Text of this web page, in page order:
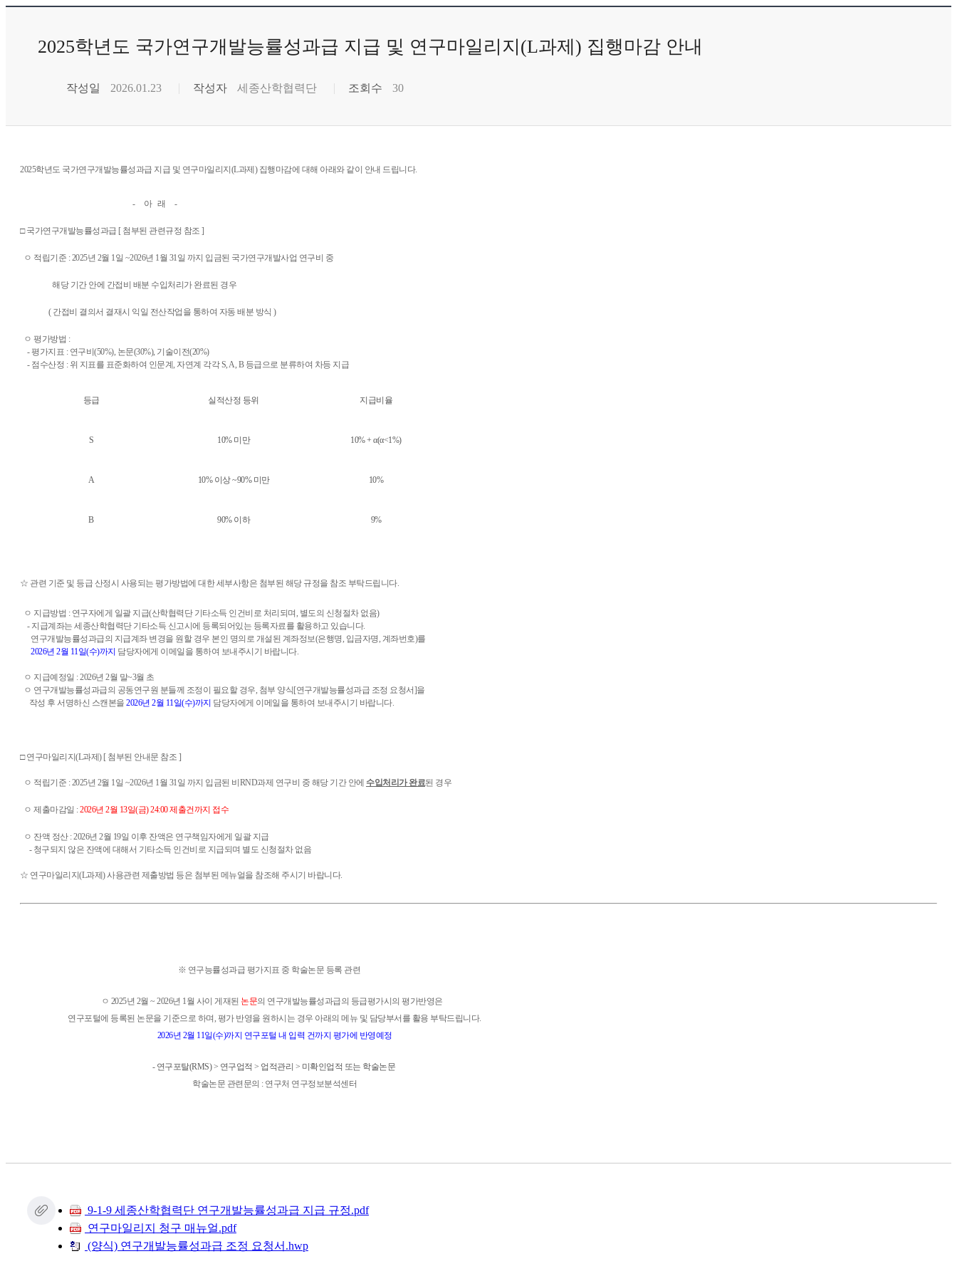
2025학년도 국가연구개발능률성과급 지급 및 연구마일리지(L과제) 집행마감 안내
작성일 2026.01.23 작성자 세종산학협력단 조회수 30
2025학년도 국가연구개발능률성과급 지급 및 연구마일리지(L과제) 집행마감에 대해 아래와 같이 안내 드립니다.
- 아 래 -
□ 국가연구개발능률성과급 [ 첨부된 관련규정 참조 ]
ㅇ 적립기준 : 2025년 2월 1일 ~2026년 1월 31일 까지 입금된 국가연구개발사업 연구비 중
해당 기간 안에 간접비 배분 수입처리가 완료된 경우
( 간접비 결의서 결재시 익일 전산작업을 통하여 자동 배분 방식 )
ㅇ 평가방법 :
- 평가지표 : 연구비(50%), 논문(30%), 기술이전(20%)
- 점수산정 : 위 지표를 표준화하여 인문계, 자연계 각각 S, A, B 등급으로 분류하여 차등 지급
등급 실적산정 등위 지급비율
S 10% 미만 10% + α(α<1%)
A 10% 이상 ~90% 미만 10%
B 90% 이하 9%
☆ 관련 기준 및 등급 산정시 사용되는 평가방법에 대한 세부사항은 첨부된 해당 규정을 참조 부탁드립니다.
ㅇ 지급방법 : 연구자에게 일괄 지급(산학협력단 기타소득 인건비로 처리되며, 별도의 신청절차 없음)
- 지급계좌는 세종산학협력단 기타소득 신고시에 등록되어있는 등록자료를 활용하고 있습니다.
연구개발능률성과급의 지급계좌 변경을 원할 경우 본인 명의로 개설된 계좌정보(은행명, 입금자명, 계좌번호)를
2026년 2월 11일(수)까지 담당자에게 이메일을 통하여 보내주시기 바랍니다.
ㅇ 지급예정일 : 2026년 2월 말~3월 초
ㅇ 연구개발능률성과급의 공동연구원 분들께 조정이 필요할 경우, 첨부 양식 [연구개발능률성과급 조정 요청서]을
작성 후 서명하신 스캔본을 2026년 2월 11일(수)까지 담당자에게 이메일을 통하여 보내주시기 바랍니다.
□ 연구마일리지(L과제) [ 첨부된 안내문 참조 ]
ㅇ 적립기준 : 2025년 2월 1일 ~2026년 1월 31일 까지 입금된 비RND과제 연구비 중 해당 기간 안에 수입처리가 완료된 경우
ㅇ 제출마감일 :2026년 2월 13일(금) 24:00 제출건까지 접수
ㅇ 잔액 정산 : 2026년 2월 19일 이후 잔액은 연구책임자에게 일괄 지급
- 청구되지 않은 잔액에 대해서 기타소득 인건비로 지급되며 별도 신청절차 없음
☆ 연구마일리지(L과제) 사용관련 제출방법 등은 첨부된 메뉴얼을 참조해 주시기 바랍니다.
※ 연구능률성과급 평가지표 중 학술논문 등록 관련
ㅇ 2025년 2월 ~ 2026년 1월 사이 게재된 논문의 연구개발능률성과급의 등급평가시의 평가반영은
연구포털에 등록된 논문을 기준으로 하며, 평가 반영을 원하시는 경우 아래의 메뉴 및 담당부서를 활용 부탁드립니다.
2026년 2월 11일(수)까지 연구포털 내 입력 건까지 평가에 반영예정
- 연구포탈(RMS) > 연구업적 > 업적관리 > 미확인업적 또는 학술논문
학술논문 관련문의 : 연구처 연구정보분석센터
9-1-9 세종산학협력단 연구개발능률성과급 지급 규정.pdf
연구마일리지 청구 매뉴얼.pdf
(양식) 연구개발능률성과급 조정 요청서.hwp